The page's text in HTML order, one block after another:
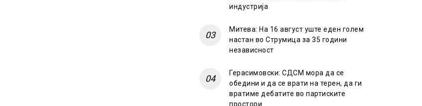
индустрија
Митева: На 16 август уште еден голем
настан во Струмица за 35 години
независност
Герасимовски: СДСМ мора да се
обедини и да се врати на терен, да ги
вратиме дебатите во партиските
простори